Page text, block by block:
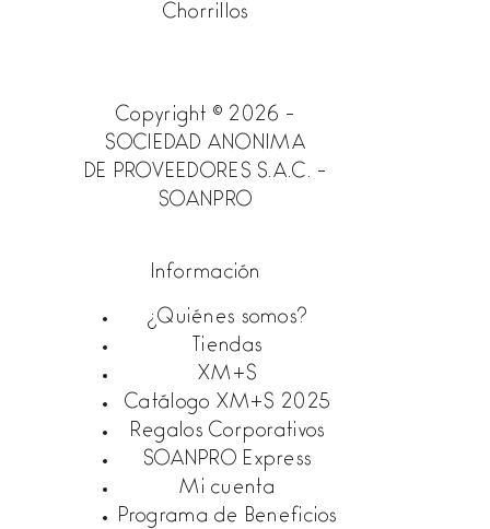
Chorrillos
Copyright © 2026 -
SOCIEDAD ANONIMA
DE PROVEEDORES S.A.C. -
SOANPRO
Información
¿Quiénes somos?
Tiendas
XM+S
Catálogo XM+S 2025
Regalos Corporativos
SOANPRO Express
Mi cuenta
Programa de Beneficios